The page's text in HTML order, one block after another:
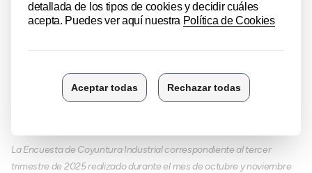
La Encuesta de Coyuntura Industrial correspondiente al tercer
trimestre de 2025 realizado durante el mes de octubre y noviembre